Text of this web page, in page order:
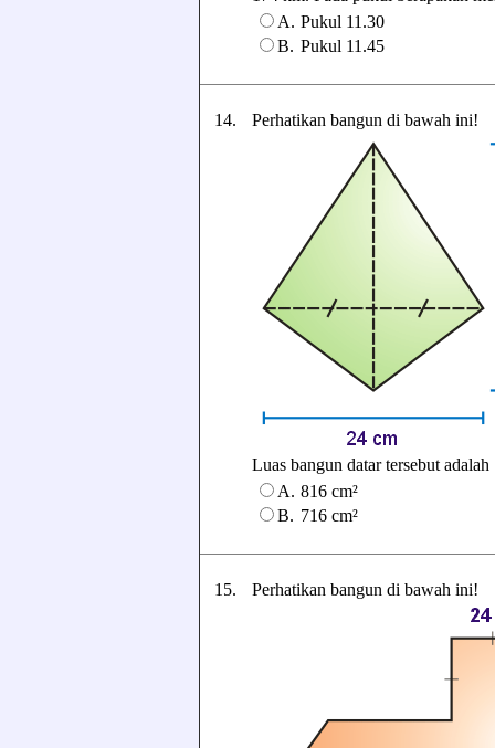
A. Pukul 11.30
B. Pukul 11.45
14. Perhatikan bangun di bawah ini!
Luas bangun datar tersebut adalah
A. 816 cm²
B. 716 cm²
15. Perhatikan bangun di bawah ini!